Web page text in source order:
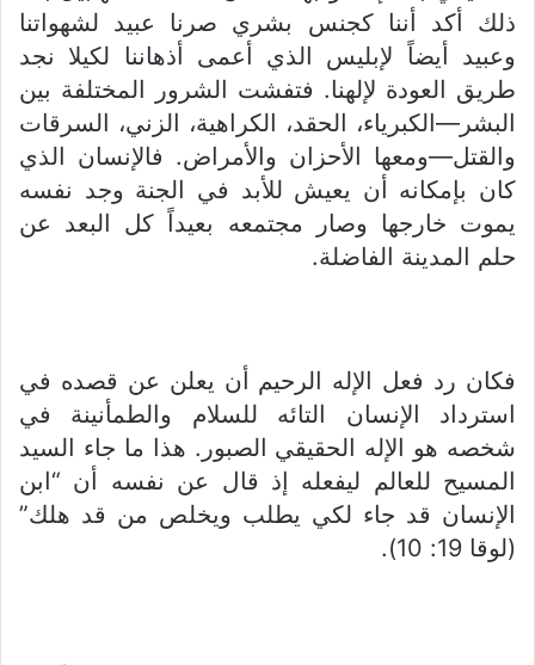
ذلك أكد أننا كجنس بشري صرنا عبيد لشهواتنا
وعبيد أيضاً لإبليس الذي أعمى أذهاننا لكيلا نجد
طريق العودة لإلهنا. فتفشت الشرور المختلفة بين
البشر—الكبرياء، الحقد، الكراهية، الزني، السرقات
والقتل—ومعها الأحزان والأمراض. فالإنسان الذي
كان بإمكانه أن يعيش للأبد في الجنة وجد نفسه
يموت خارجها وصار مجتمعه بعيداً كل البعد عن
حلم المدينة الفاضلة.
فكان رد فعل الإله الرحيم أن يعلن عن قصده في
استرداد الإنسان التائه للسلام والطمأنينة في
شخصه هو الإله الحقيقي الصبور. هذا ما جاء السيد
المسيح للعالم ليفعله إذ قال عن نفسه أن “ابن
الإنسان قد جاء لكي يطلب ويخلص من قد هلك”
(لوقا 19: 10).